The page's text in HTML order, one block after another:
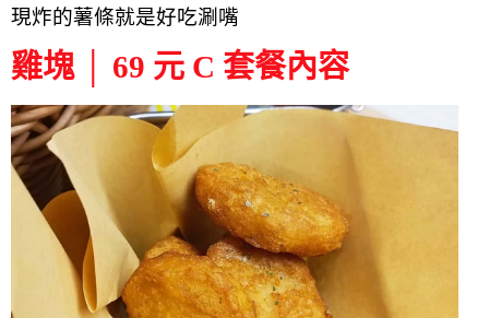
現炸的薯條就是好吃涮嘴
雞塊 │ 69 元 C 套餐內容